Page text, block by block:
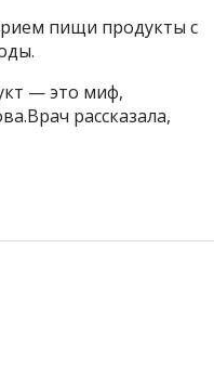
пищи продукты с
— это миф,
рассказала,